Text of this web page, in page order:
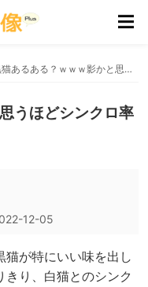
黒猫あるある？ｗｗｗ影かと思うほどシンクロ率ハンパないｗｗｗ
うほどシンクロ率
12-05
が特にいい味を出し
り、白猫とのシンク